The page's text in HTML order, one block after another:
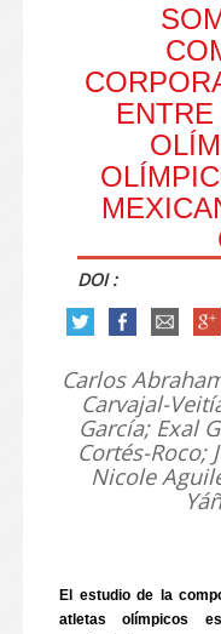
DOI :
Carlos
Carvajal-
García; Exal
Cortés-Roco;
Nicole
El estudio de la
atletas olímpicos